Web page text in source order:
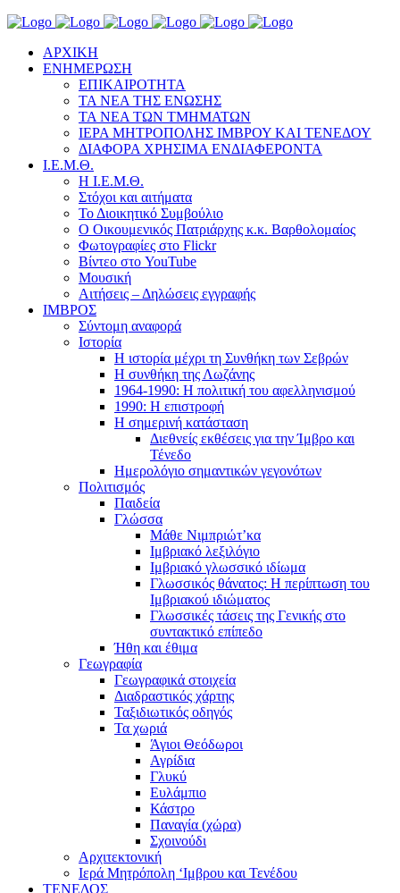
ΑΡΧΙΚΗ
ΕΝΗΜΕΡΩΣΗ
ΕΠΙΚΑΙΡΟΤΗΤΑ
ΤΑ ΝΕΑ ΤΗΣ ΕΝΩΣΗΣ
ΤΑ ΝΕΑ ΤΩΝ ΤΜΗΜΑΤΩΝ
ΙΕΡΑ ΜΗΤΡΟΠΟΛΗΣ ΙΜΒΡΟΥ ΚΑΙ ΤΕΝΕΔΟΥ
ΔΙΑΦΟΡΑ ΧΡΗΣΙΜΑ ΕΝΔΙΑΦΕΡΟΝΤΑ
Ι.Ε.Μ.Θ.
Η Ι.Ε.Μ.Θ.
Στόχοι και αιτήματα
Το Διοικητικό Συμβούλιο
Ο Οικουμενικός Πατριάρχης κ.κ. Βαρθολομαίος
Φωτογραφίες στο Flickr
Βίντεο στο YouTube
Μουσική
Αιτήσεις – Δηλώσεις εγγραφής
ΙΜΒΡΟΣ
Σύντομη αναφορά
Ιστορία
Η ιστορία μέχρι τη Συνθήκη των Σεβρών
Η συνθήκη της Λωζάνης
1964-1990: Η πολιτική του αφελληνισμού
1990: Η επιστροφή
Η σημερινή κατάσταση
Διεθνείς εκθέσεις για την Ίμβρο και
Τένεδο
Ημερολόγιο σημαντικών γεγονότων
Πολιτισμός
Παιδεία
Γλώσσα
Μάθε Νιμπριώτ’κα
Ιμβριακό λεξιλόγιο
Ιμβριακό γλωσσικό ιδίωμα
Γλωσσικός θάνατος: Η περίπτωση του
Ιμβριακού ιδιώματος
Γλωσσικές τάσεις της Γενικής στο
συντακτικό επίπεδο
Ήθη και έθιμα
Γεωγραφία
Γεωγραφικά στοιχεία
Διαδραστικός χάρτης
Ταξιδιωτικός οδηγός
Τα χωριά
Άγιοι Θεόδωροι
Αγρίδια
Γλυκύ
Ευλάμπιο
Κάστρο
Παναγία (χώρα)
Σχοινούδι
Αρχιτεκτονική
Ιερά Μητρόπολη ‘Ιμβρου και Τενέδου
ΤΕΝΕΔΟΣ